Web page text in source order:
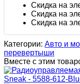
Скидка на
Скидка на
Скидка на
Категории: Авто и
перевертыши
Вместе с этим